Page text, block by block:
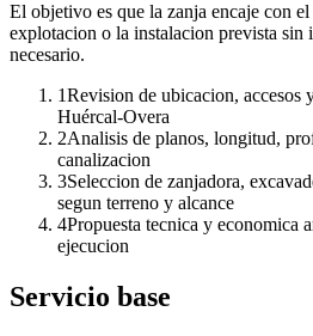
El objetivo es que la zanja encaje con
explotacion o la instalacion prevista sin
necesario.
1Revision de ubicacion, accesos
Huércal-Overa
2Analisis de planos, longitud,
canalizacion
3Seleccion de zanjadora,
segun terreno y alcance
4Propuesta tecnica y economica
ejecucion
Servicio base